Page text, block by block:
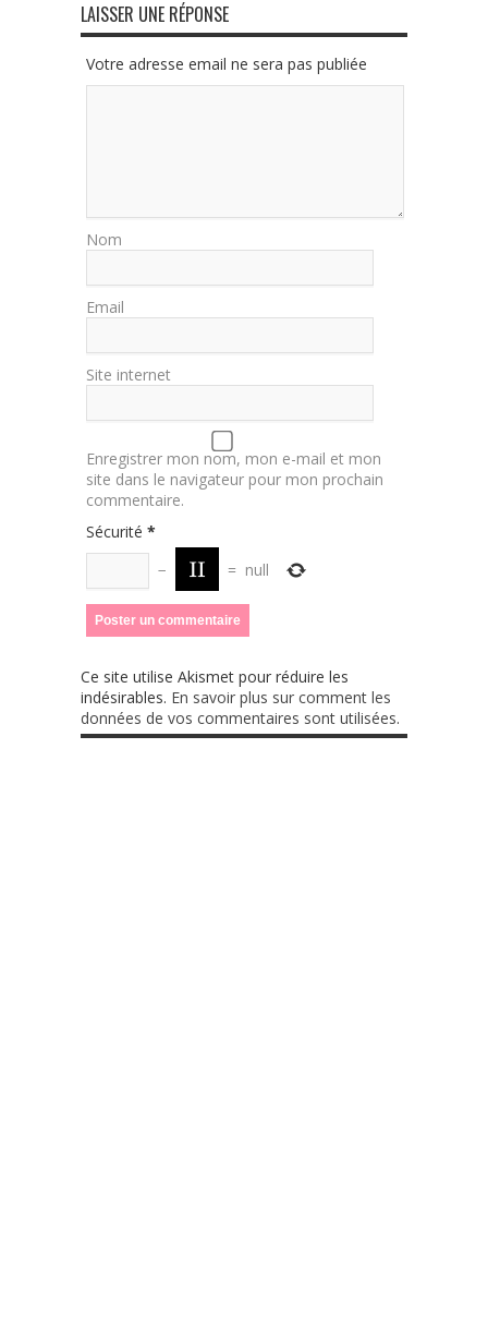
LAISSER UNE RÉPONSE
Votre adresse email ne sera pas publiée
Nom
Email
Site internet
Enregistrer mon nom, mon e-mail et mon
site dans le navigateur pour mon prochain
commentaire.
Sécurité *
−
= null
Ce site utilise Akismet pour réduire les
indésirables. En savoir plus sur comment les
données de vos commentaires sont utilisées.